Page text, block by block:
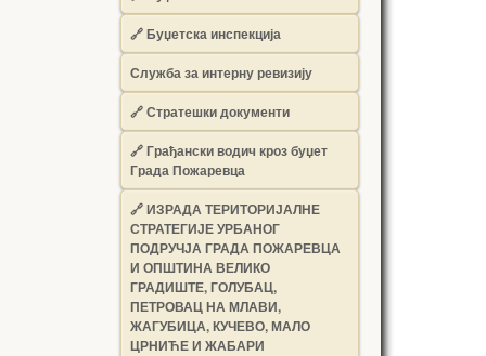
🔗Буџетска инспекција
Служба за интерну ревизију
🔗Стратешки документи
🔗Грађански водич кроз буџет
Града Пожаревца
🔗ИЗРАДА ТЕРИТОРИЈАЛНЕ
СТРАТЕГИЈЕ УРБАНОГ
ПОДРУЧЈА ГРАДА ПОЖАРЕВЦА
И ОПШТИНА ВЕЛИКО
ГРАДИШТЕ, ГОЛУБАЦ,
ПЕТРОВАЦ НА МЛАВИ,
ЖАГУБИЦА, КУЧЕВО, МАЛО
ЦРНИЋЕ И ЖАБАРИ